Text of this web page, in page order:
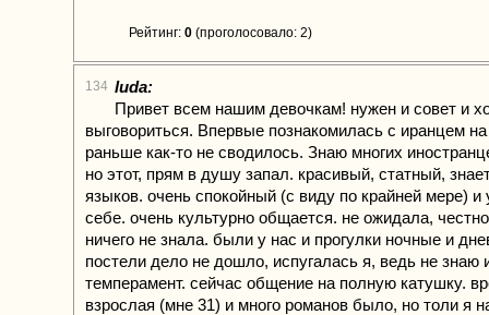
Рейтинг: 0 (проголосовало: 2)
134 luda:
Привет всем нашим девочкам! нужен и совет и
выговориться. Впервые познакомилась с иранцем
раньше как-то не сводилось. Знаю многих
но этот, прям в душу запал. красивый, статный,
языков. очень спокойный (с виду по крайней мере) и
себе. очень культурно общается. не ожидала,
ничего не знала. были у нас и прогулки ночные и
постели дело не дошло, испугалась я, ведь не знаю
темперамент. сейчас общение на полную катушку.
взрослая (мне 31) и много романов было, но толи я